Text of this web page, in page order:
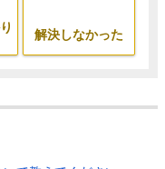
解決しなかった